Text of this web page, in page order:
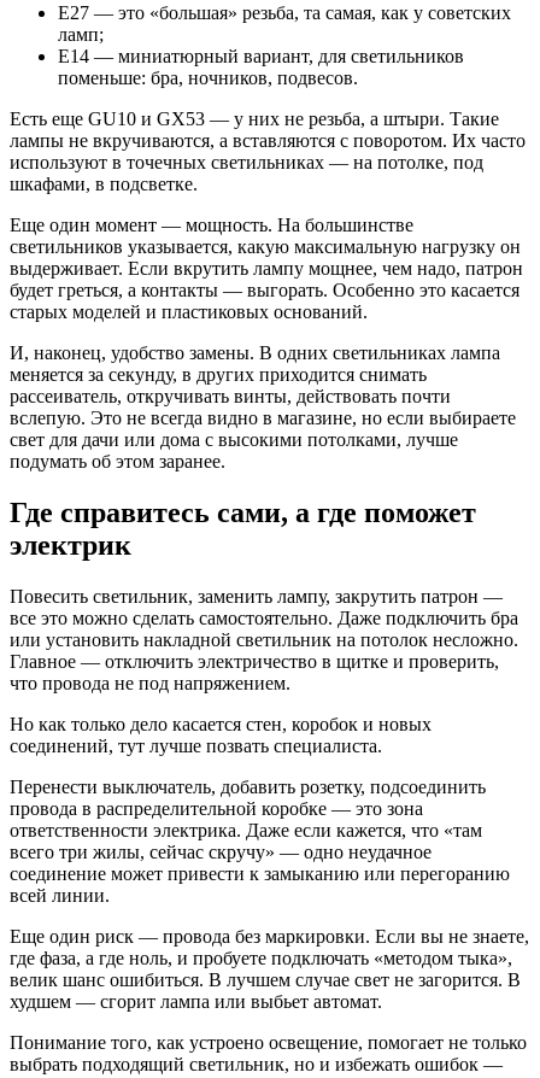
E27 — это «большая» резьба, та самая, как у советских
ламп;
E14 — миниатюрный вариант, для светильников
поменьше: бра, ночников, подвесов.
Есть еще GU10 и GX53 — у них не резьба, а штыри. Такие
лампы не вкручиваются, а вставляются с поворотом. Их часто
используют в точечных светильниках — на потолке, под
шкафами, в подсветке.
Еще один момент — мощность. На большинстве
светильников указывается, какую максимальную нагрузку он
выдерживает. Если вкрутить лампу мощнее, чем надо, патрон
будет греться, а контакты — выгорать. Особенно это касается
старых моделей и пластиковых оснований.
И, наконец, удобство замены. В одних светильниках лампа
меняется за секунду, в других приходится снимать
рассеиватель, откручивать винты, действовать почти
вслепую. Это не всегда видно в магазине, но если выбираете
свет для дачи или дома с высокими потолками, лучше
подумать об этом заранее.
Где справитесь сами, а где поможет
электрик
Повесить светильник, заменить лампу, закрутить патрон —
все это можно сделать самостоятельно. Даже подключить бра
или установить накладной светильник на потолок несложно.
Главное — отключить электричество в щитке и проверить,
что провода не под напряжением.
Но как только дело касается стен, коробок и новых
соединений, тут лучше позвать специалиста.
Перенести выключатель, добавить розетку, подсоединить
провода в распределительной коробке — это зона
ответственности электрика. Даже если кажется, что «там
всего три жилы, сейчас скручу» — одно неудачное
соединение может привести к замыканию или перегоранию
всей линии.
Еще один риск — провода без маркировки. Если вы не знаете,
где фаза, а где ноль, и пробуете подключать «методом тыка»,
велик шанс ошибиться. В лучшем случае свет не загорится. В
худшем — сгорит лампа или выбьет автомат.
Понимание того, как устроено освещение, помогает не только
выбрать подходящий светильник, но и избежать ошибок —